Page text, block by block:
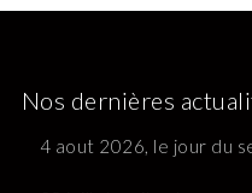
Nos dernières
4 aout 2026, le jour du